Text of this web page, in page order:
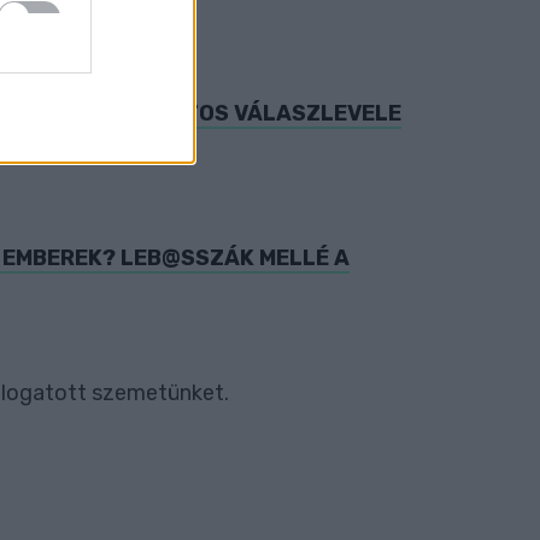
KAPCSOLATOS VÁLASZLEVELE
LEB@SSZÁK MELLÉ A
szemetünket.